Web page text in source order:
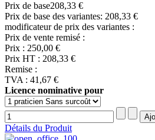
Prix de base208,33 €
Prix de base des variantes: 208,33 €
modificateur de prix des variantes :
Prix de vente remisé :
Prix : 250,00 €
Prix HT : 208,33 €
Remise :
TVA : 41,67 €
Licence nominative pour
Détails du Produit